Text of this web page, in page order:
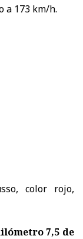
a 173 km/h.
color rojo,
7,5 de